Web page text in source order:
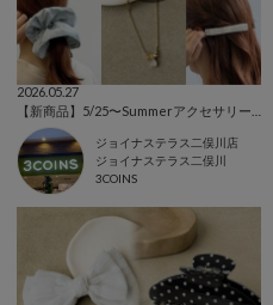
2026.05.27
ジョイナステラス二俣川店
ジョイナステラス二俣川
3COINS